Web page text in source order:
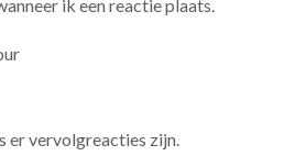
ik een reactie plaats.
er vervolgreacties zijn.